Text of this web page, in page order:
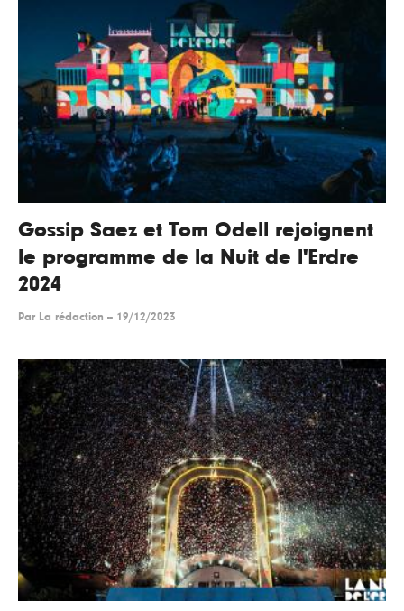
Gossip Saez et Tom Odell rejoignent
le programme de la Nuit de l'Erdre
2024
Par La rédaction -- 19/12/2023